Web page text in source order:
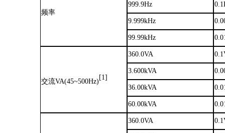
频率
999.9Hz
9.999kHz
99.99kHz
交流VA(45~500Hz)
[1]
360.0VA
3.600kVA
36.00kVA
60.00kVA
360.0VA